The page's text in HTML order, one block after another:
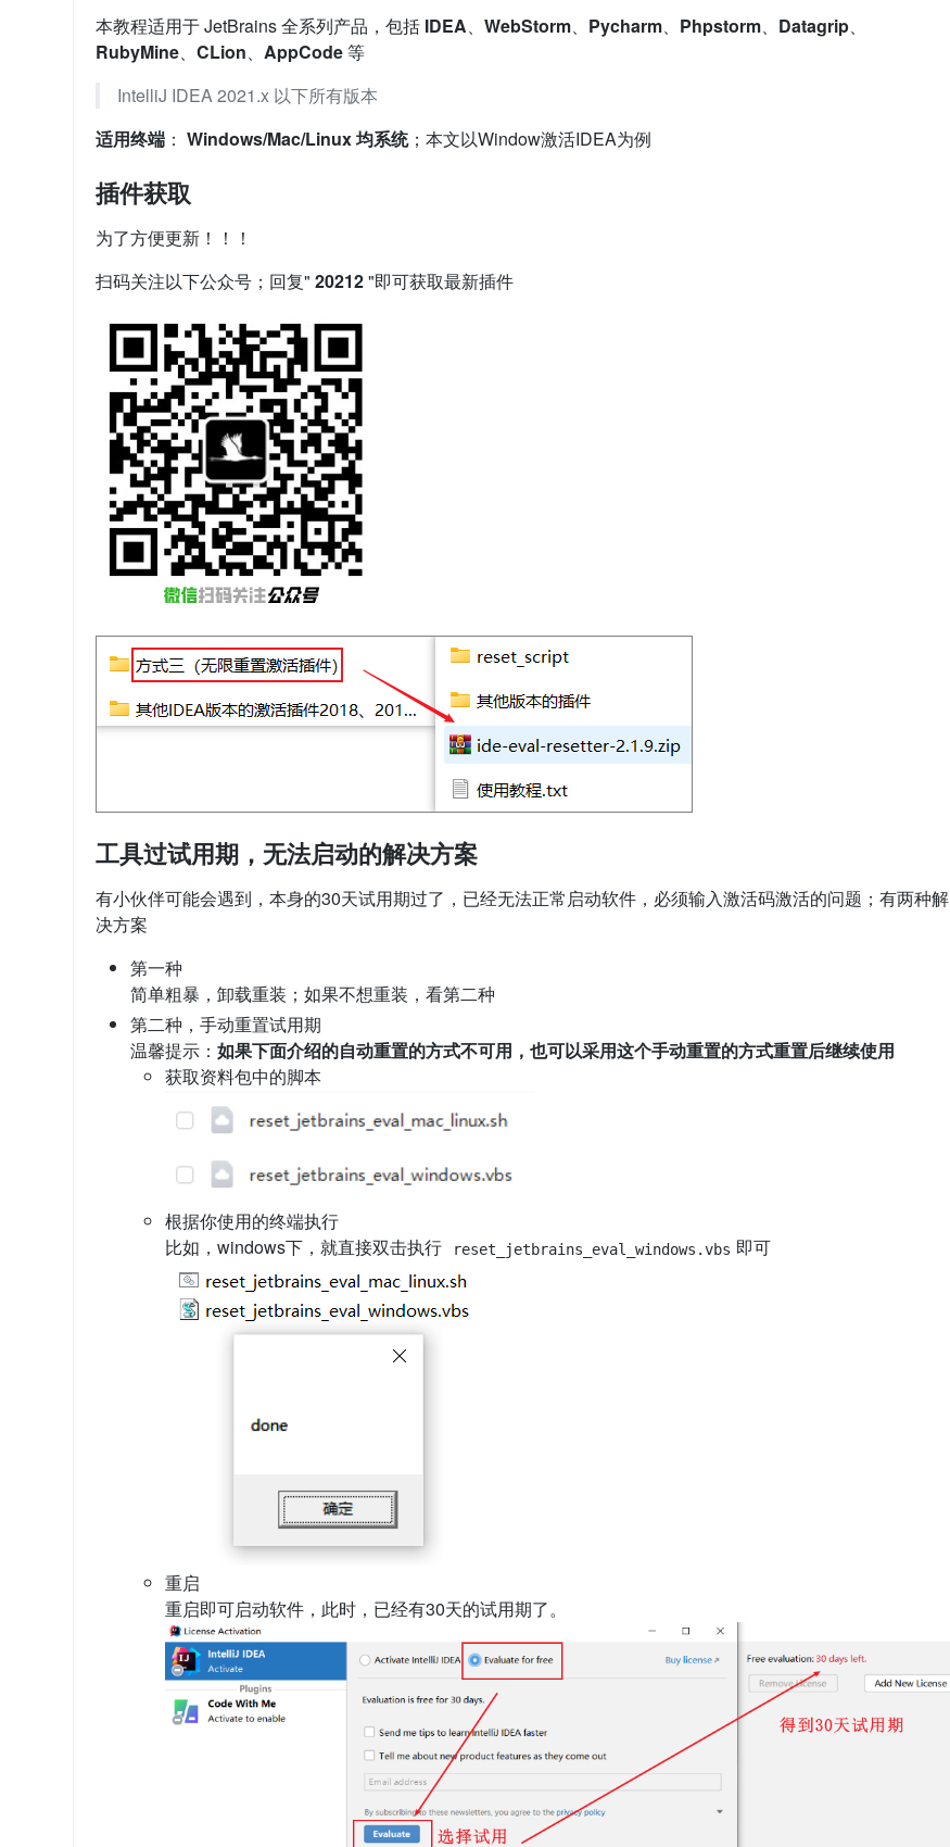
本教程适用于 JetBrains 全系列产品，包括 IDEA、WebStorm、 Pycharm、 Phpstorm、 Datagrip、
RubyMine、CLion、AppCode等
IntelliJ IDEA 2021.x 以下所有版本
适用终端 ：Windows/Mac/Linux 均系统；本文以Window激活IDEA为例
插件获取
为了方便更新！！！
扫码关注以下公众号；回复"20212"即可获取最新插件
工具过试用期，无法启动的解决方案
有小伙伴可能会遇到，本身的30天试用期过了，已经无法正常启动软件，必须输入激活码激活的问题；有两种解
决方案
第一种
简单粗暴，卸载重装；如果不想重装，看第二种
第二种，手动重置试用期
温馨提示：如果下面介绍的自动重置的方式不可用，也可以采用这个手动重置的方式重置后继续使用
获取资料包中的脚本
根据你使用的终端执行
比如，windows下，就直接双击执行
reset_jetbrains_eval_windows.vbs 即可
重启
重启即可启动软件，此时，已经有30天的试用期了。